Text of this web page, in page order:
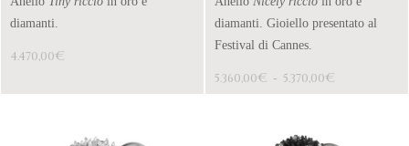
diamanti.
4.470,00€
diamanti. Gioiello presentato al
Festival di Cannes.
5.360,00€ - 5.370,00€